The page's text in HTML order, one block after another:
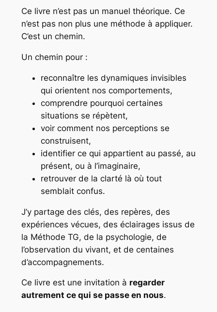
Ce livre n’est pas un manuel théorique. Ce
n’est pas non plus une méthode à appliquer.
C’est un chemin.
Un chemin pour :
reconnaître les dynamiques invisibles
qui orientent nos comportements,
comprendre pourquoi certaines
situations se répètent,
voir comment nos perceptions se
construisent,
identifier ce qui appartient au passé, au
présent, ou à l’imaginaire,
retrouver de la clarté là où tout
semblait confus.
J’y partage des clés, des repères, des
expériences vécues, des éclairages issus de
la Méthode TG, de la psychologie, de
l’observation du vivant, et de centaines
d’accompagnements.
Ce livre est une invitation à regarder
autrement ce qui se passe en nous.